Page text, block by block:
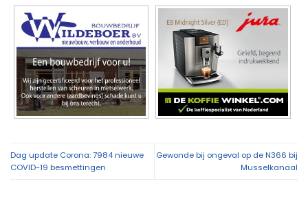
Dag update Corona: 7984 nieuwe
COVID-19 besmettingen
Gewonde bij ongeval op de N366 bij
Musselkanaal